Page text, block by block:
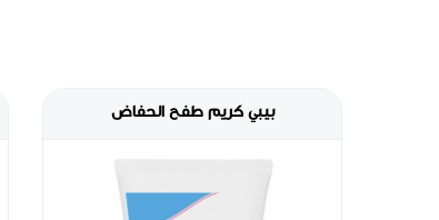
بيبي بلسم شفاه للأطفال